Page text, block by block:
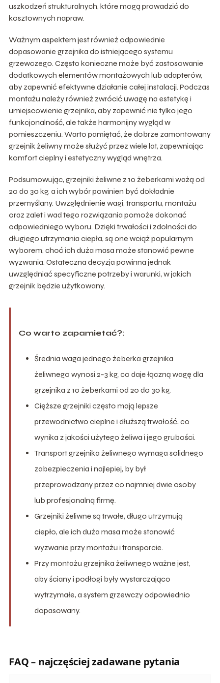
uszkodzeń strukturalnych, które mogą prowadzić do
kosztownych napraw.
Ważnym aspektem jest również odpowiednie
dopasowanie grzejnika do istniejącego systemu
grzewczego. Często konieczne może być zastosowanie
dodatkowych elementów montażowych lub adapterów,
aby zapewnić efektywne działanie całej instalacji. Podczas
montażu należy również zwrócić uwagę na estetykę i
umiejscowienie grzejnika, aby zapewnić nie tylko jego
funkcjonalność, ale także harmonijny wygląd w
pomieszczeniu. Warto pamiętać, że dobrze zamontowany
grzejnik żeliwny może służyć przez wiele lat, zapewniając
komfort cieplny i estetyczny wygląd wnętrza.
Podsumowując, grzejniki żeliwne z 10 żeberkami ważą od
20 do 30 kg, a ich wybór powinien być dokładnie
przemyślany. Uwzględnienie wagi, transportu, montażu
oraz zalet i wad tego rozwiązania pomoże dokonać
odpowiedniego wyboru. Dzięki trwałości i zdolności do
długiego utrzymania ciepła, są one wciąż popularnym
wyborem, choć ich duża masa może stanowić pewne
wyzwania. Ostateczna decyzja powinna jednak
uwzględniać specyficzne potrzeby i warunki, w jakich
grzejnik będzie użytkowany.
Co warto zapamietać?:
Średnia waga jednego żeberka grzejnika
żeliwnego wynosi 2-3 kg, co daje łączną wagę dla
grzejnika z 10 żeberkami od 20 do 30 kg.
Cięższe grzejniki często mają lepsze
przewodnictwo cieplne i dłuższą trwałość, co
wynika z jakości użytego żeliwa i jego grubości.
Transport grzejnika żeliwnego wymaga solidnego
zabezpieczenia i najlepiej, by był
przeprowadzany przez co najmniej dwie osoby
lub profesjonalną firmę.
Grzejniki żeliwne są trwałe, długo utrzymują
ciepło, ale ich duża masa może stanowić
wyzwanie przy montażu i transporcie.
Przy montażu grzejnika żeliwnego ważne jest,
aby ściany i podłogi były wystarczająco
wytrzymałe, a system grzewczy odpowiednio
dopasowany.
FAQ – najczęściej zadawane pytania